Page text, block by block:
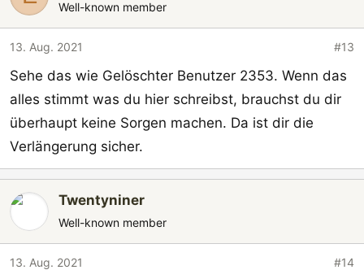
Well-known member
13. Aug. 2021 #13
Sehe das wie Gelöschter Benutzer 2353. Wenn das
alles stimmt was du hier schreibst, brauchst du dir
überhaupt keine Sorgen machen. Da ist dir die
Verlängerung sicher.
Twentyniner
Well-known member
13. Aug. 2021 #14